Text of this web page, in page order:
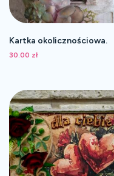
Kartka okolicznościowa.
30.00 zł